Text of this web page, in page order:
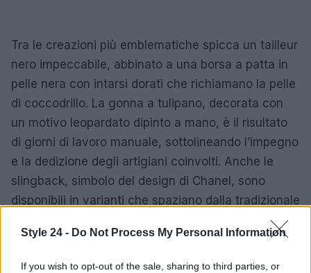
Style 24 - Do Not Process My Personal Information
If you wish to opt-out of the sale, sharing to third parties, or
Tra le creazioni più emblematiche spicca un tailleur
nero impeccabile, abbinato a una borsa a patta in
pelle nera con intarsi dorati che richiamano la pelle
di coccodrillo. La gonna a tulipano, decorata con
un motivo leopardato dipinto a mano, è il risultato
di giorni di lavoro manuale, sottolineando l’impegno
e la dedizione degli artigiani coinvolti. Anche le
slingback, simbolo del design di Chanel, sono
disponibili in varianti che spaziano dalla tradizionale
animalier in shearling.